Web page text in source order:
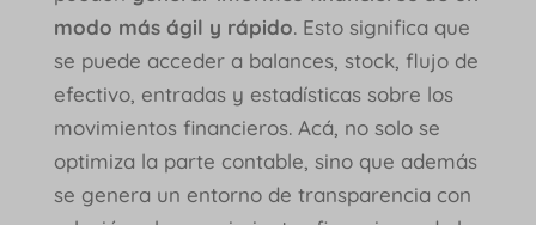
modo más ágil y rápido. Esto significa que
se puede acceder a balances, stock, flujo de
efectivo, entradas y estadísticas sobre los
movimientos financieros. Acá, no solo se
optimiza la parte contable, sino que además
se genera un entorno de transparencia con